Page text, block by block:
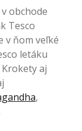
obchode
Tesco
v ňom veľké
letáku
aj
,